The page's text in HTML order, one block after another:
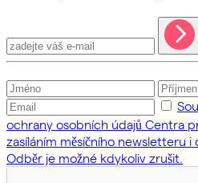
ochrany osobních údajů Centra
zasíláním měsíčního newsletteru
Odběr je možné kdykoliv zrušit.